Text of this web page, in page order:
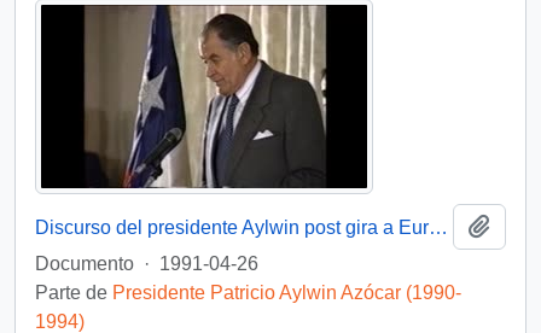
Discurso del presidente Aylwin post gira a Europa : video
Documento · 1991-04-26
Parte de Presidente Patricio Aylwin Azócar (1990-
1994)